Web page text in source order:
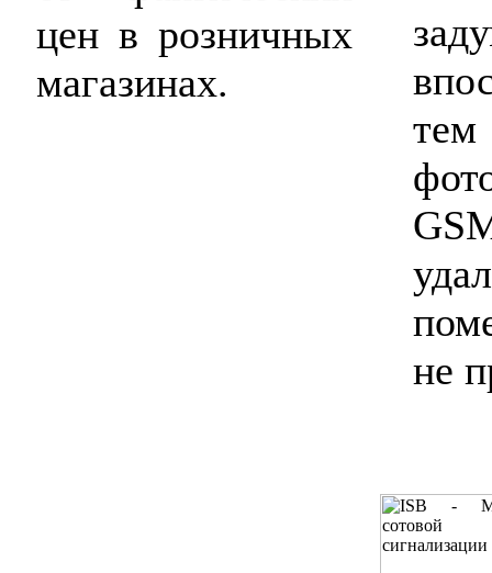
цен в розничных
магазинах.
тем
не